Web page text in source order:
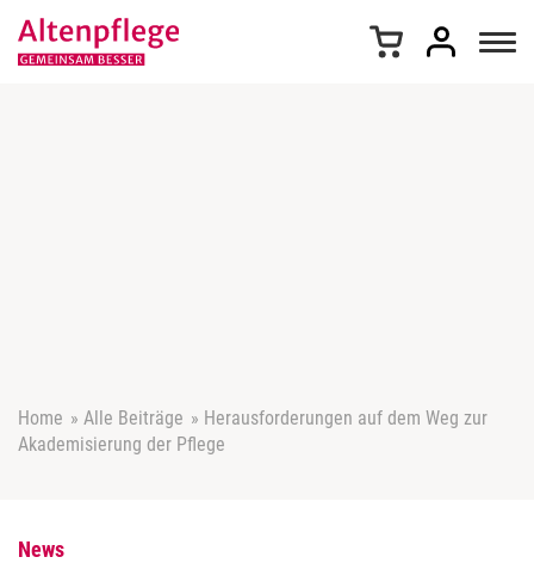
Home » Alle Beiträge » Herausforderungen auf dem Weg zur
Akademisierung der Pflege
News